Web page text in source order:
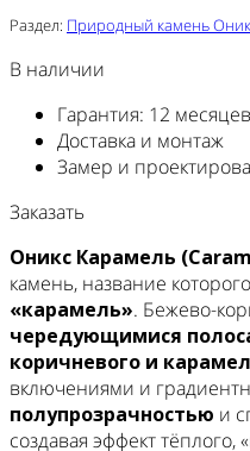
Раздел: Природный камень
В наличии
Гарантия: 12 месяцев
Доставка и монтаж
Замер и
Заказать
Оникс Карамель
камень, название
«карамель». Бежево-
чередующимися
коричневого и
включениями и
полупрозрачностью и
создавая эффект тёплого,